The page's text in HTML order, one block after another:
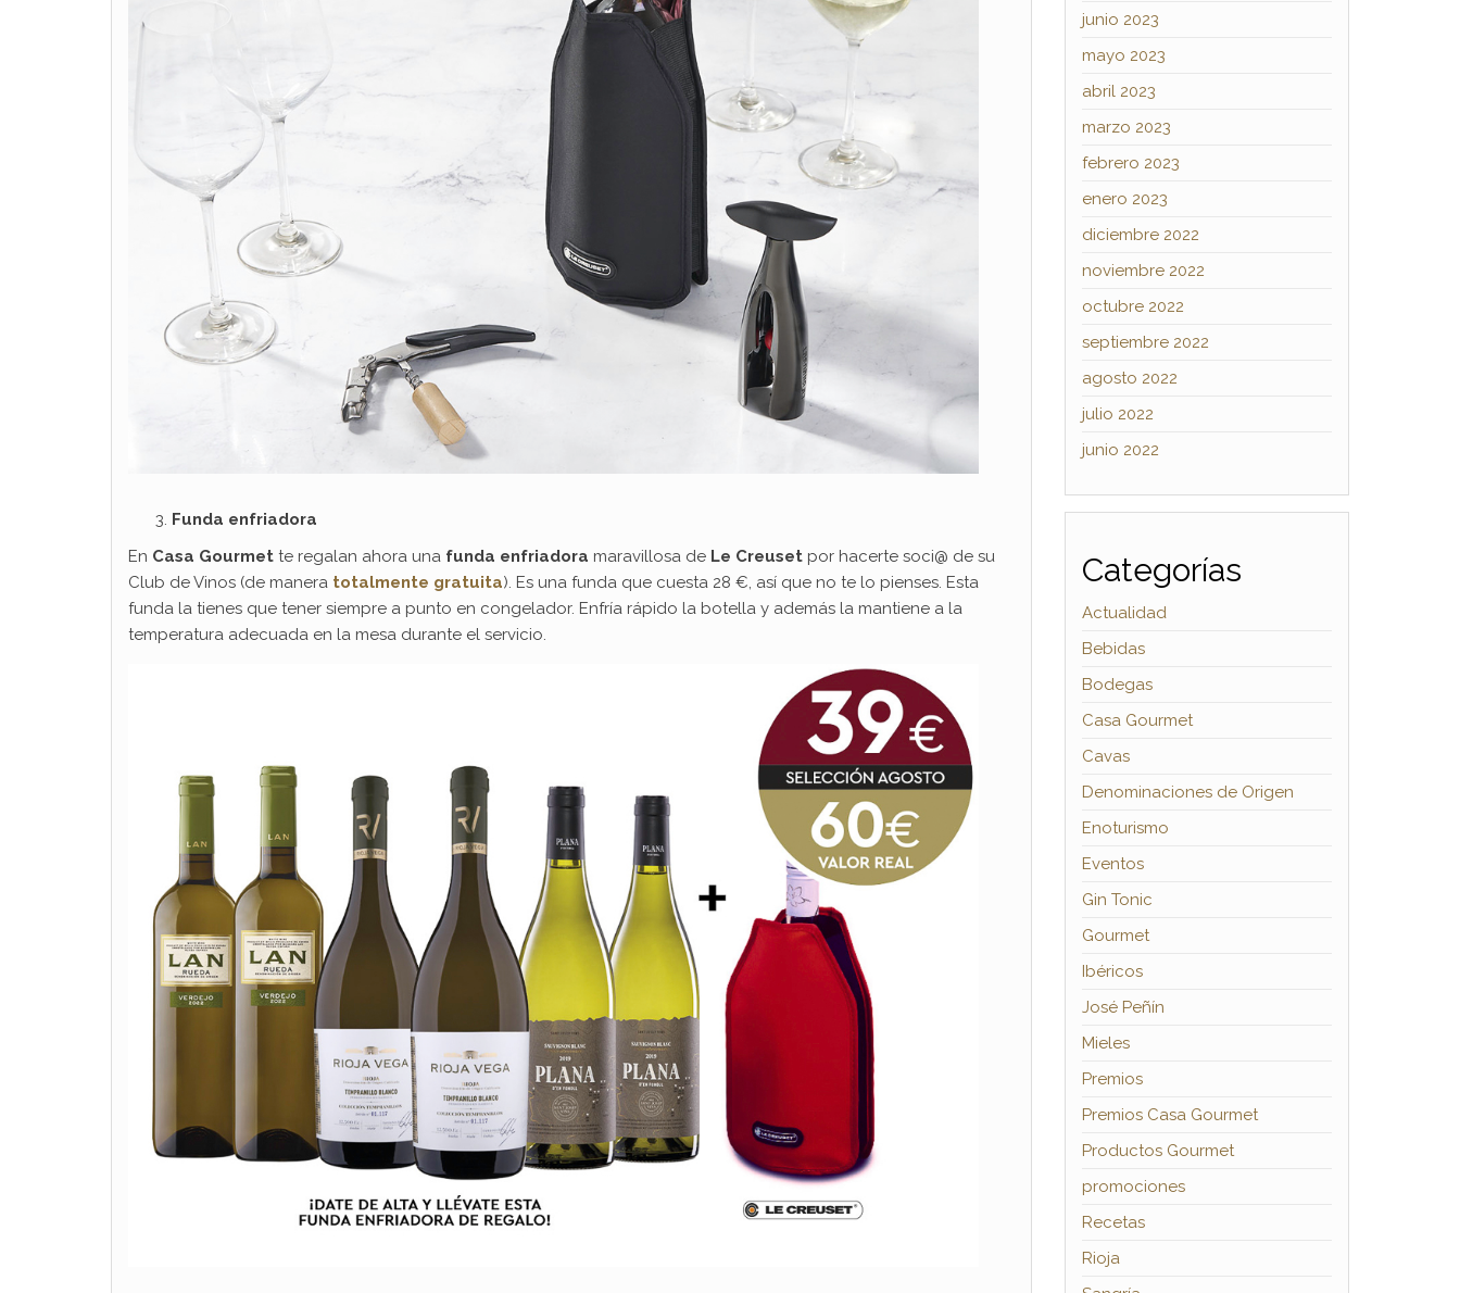
Funda enfriadora
En Casa Gourmet te regalan ahora una funda enfriadora maravillosa de Le Creuset por hacerte soci@ de su
Club de Vinos (de manera totalmente gratuita). Es una funda que cuesta 28 €, así que no te lo pienses. Esta
funda la tienes que tener siempre a punto en congelador. Enfría rápido la botella y además la mantiene a la
temperatura adecuada en la mesa durante el servicio.
junio 2023
mayo 2023
abril 2023
marzo 2023
febrero 2023
enero 2023
diciembre 2022
noviembre 2022
octubre 2022
septiembre 2022
agosto 2022
julio 2022
junio 2022
Categorías
Actualidad
Bebidas
Bodegas
Casa Gourmet
Cavas
Denominaciones de Origen
Enoturismo
Eventos
Gin Tonic
Gourmet
Ibéricos
José Peñín
Mieles
Premios
Premios Casa Gourmet
Productos Gourmet
promociones
Recetas
Rioja